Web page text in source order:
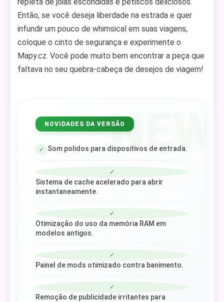
Então, se você deseja liberdade na estrada e quer
infundir um pouco de whimsical em suas viagens,
coloque o cinto de segurança e experimente o
Mapy.cz. Você pode muito bem encontrar a peça que
faltava no seu quebra-cabeça de desejos de viagem!
NEW
NOVIDADES DA VERSÃO
✓ Som polidos para dispositivos de entrada.
✓
Sistema de cache acelerado para abrir
instantaneamente.
✓
Otimização do uso da memória RAM em
modelos antigos.
✓
Painel de mods otimizado contra banimento.
✓
Remoção de publicidade irritantes para